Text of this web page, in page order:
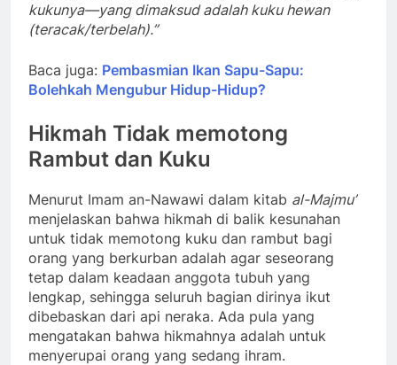
kukunya—yang dimaksud adalah kuku hewan
(teracak/terbelah).”
Baca juga: Pembasmian Ikan Sapu-Sapu:
Bolehkah Mengubur Hidup-Hidup?
Hikmah Tidak memotong
Rambut dan Kuku
Menurut Imam an-Nawawi dalam kitab al-Majmu’
menjelaskan bahwa hikmah di balik kesunahan
untuk tidak memotong kuku dan rambut bagi
orang yang berkurban adalah agar seseorang
tetap dalam keadaan anggota tubuh yang
lengkap, sehingga seluruh bagian dirinya ikut
dibebaskan dari api neraka. Ada pula yang
mengatakan bahwa hikmahnya adalah untuk
menyerupai orang yang sedang ihram.